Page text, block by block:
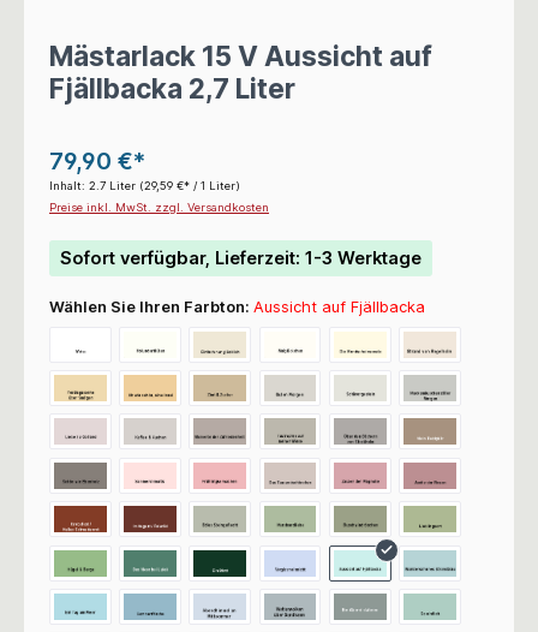
Mästarlack 15 V Aussicht auf
Fjällbacka 2,7 Liter
79,90 €*
Inhalt: 2.7 Liter (29,59 €* / 1 Liter)
Preise inkl. MwSt. zzgl. Versandkosten
Sofort verfügbar, Lieferzeit: 1-3 Werktage
Wählen Sie Ihren Farbton: Aussicht auf Fjällbacka